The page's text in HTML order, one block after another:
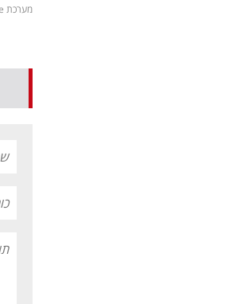
מערכת ice